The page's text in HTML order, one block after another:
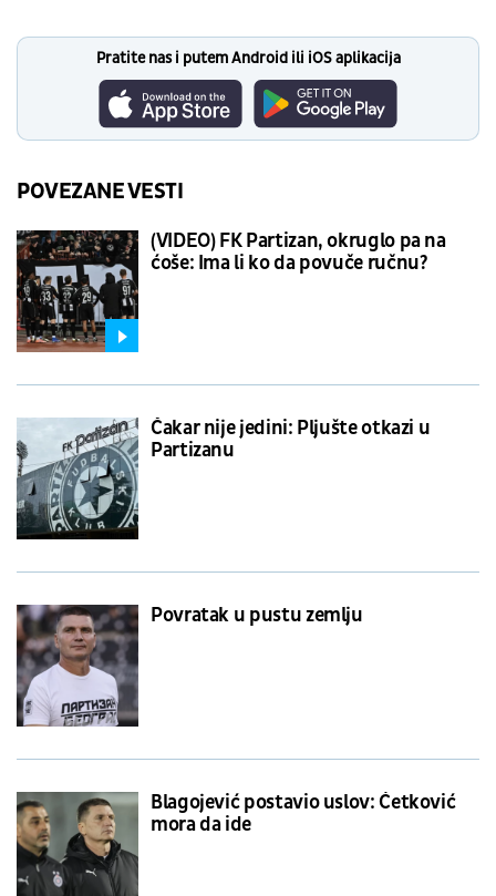
Pratite nas i putem Android ili iOS aplikacija
POVEZANE VESTI
(VIDEO) FK Partizan, okruglo pa na
ćoše: Ima li ko da povuče ručnu?
Čakar nije jedini: Pljušte otkazi u
Partizanu
Povratak u pustu zemlju
Blagojević postavio uslov: Ćetković
mora da ide